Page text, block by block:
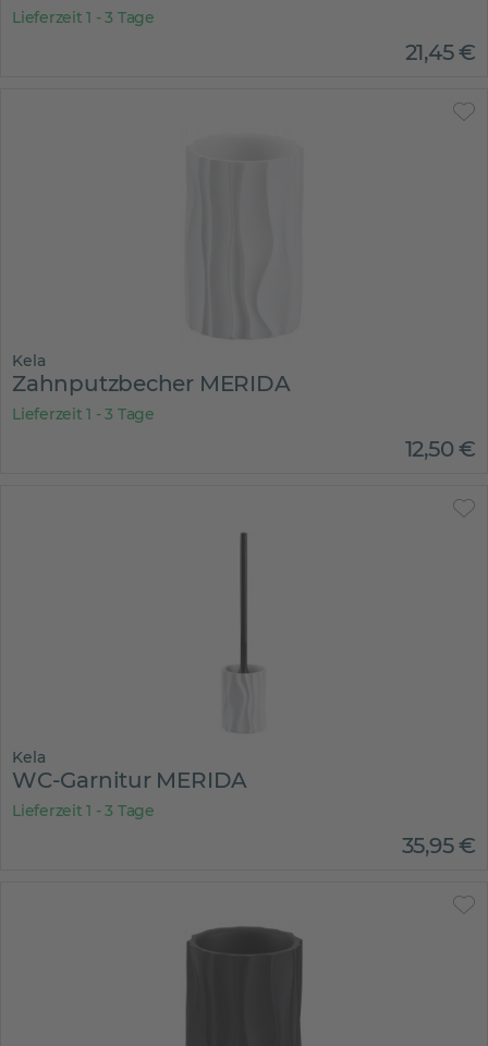
Lieferzeit 1 - 3 Tage
21,45€
Kela
Zahnputzbecher MERIDA
Lieferzeit 1 - 3 Tage
12,50€
Kela
WC-Garnitur MERIDA
Lieferzeit 1 - 3 Tage
35,95€